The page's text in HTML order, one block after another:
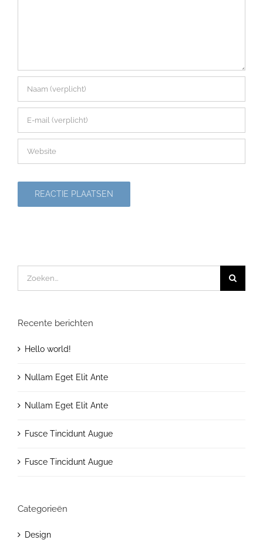
naar:
Recente berichten
Hello world!
Nullam Eget Elit Ante
Nullam Eget Elit Ante
Fusce Tincidunt Augue
Fusce Tincidunt Augue
Categorieën
Design